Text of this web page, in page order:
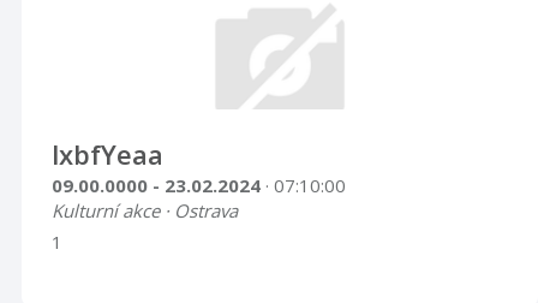
lxbfYeaa
09.00.0000 - 23.02.2024 · 07:10:00
Kulturní akce · Ostrava
1